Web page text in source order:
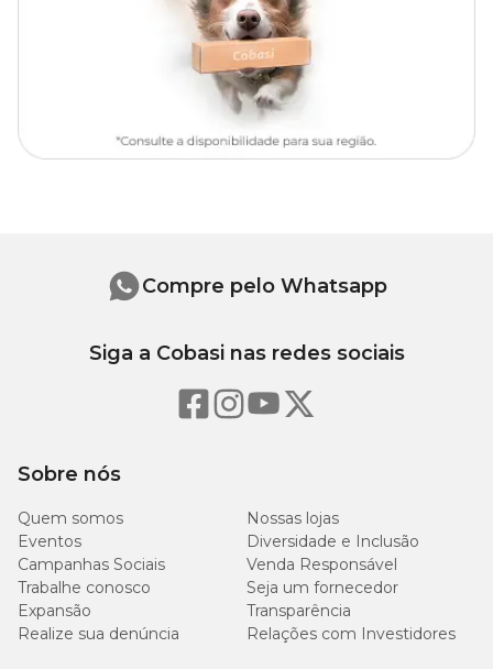
do seu gato. Do segundo dia em diante, apenas ½ comprimido a
cada 2kg de peso corporal. O tratamento pode acontecer por até 21
dias, de acordo com a gravidade das inflamações, ou a critério do
Devemos lembrar que a medicação de um animal de estimação
jamais deve ser feita sem o acompanhamento de um profissional,
que irá indicar a duração do tratamento e repassar mais
Os animais podem apresentar os seguintes sintomas após ingerir
os medicamentos: náuseas, diarreia, perda de apetite e apatia.
hospital veterinário imediatamente! Não tente medicá-lo com
outros produtos, pois estes podem reagir negativamente à
Cuidados e contraindicações
O Flamavet não deve ser administrado em pets que tenham
qualquer reação aos componentes da fórmulameloxicam.Esse
Sobre nós
Quem somos
Nossas lojas
Eventos
Diversidade e Inclusão
Campanhas Sociais
Venda Responsável
Trabalhe conosco
Seja um fornecedor
Expansão
Transparência
Realize sua denúncia
Relações com Investidores
Compre pelo Whatsapp
Siga a Cobasi nas redes sociais